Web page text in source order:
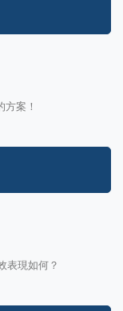
案！
表現如何？